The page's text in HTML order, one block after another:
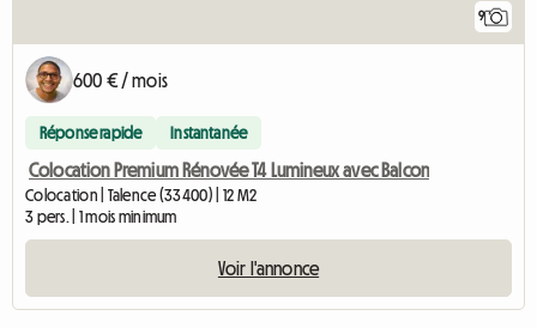
9
600 € / mois
Réponse rapide Instantanée
Colocation Premium Rénovée T4 Lumineux avec Balcon
Colocation | Talence (33400) | 12 M2
3 pers. | 1 mois minimum
Voir l'annonce